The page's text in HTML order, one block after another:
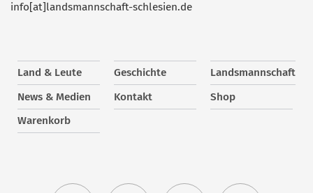
info[at]landsmannschaft-schlesien.de
Land & Leute Geschichte
Landsmannschaft
News & Medien
Kontakt
Shop
Warenkorb